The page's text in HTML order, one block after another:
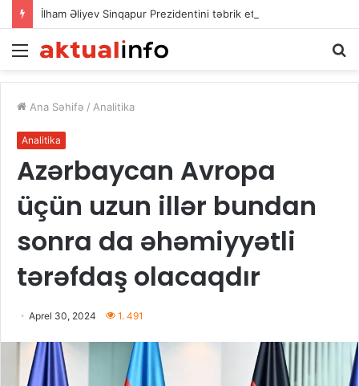
İlham Əliyev Sinqapur Prezidentini təbrik etdi
Menu
Ana Səhifə / Analitika
Analitika
Azərbaycan Avropa
üçün uzun illər bundan
sonra da əhəmiyyətli
tərəfdaş olacaqdır
Aprel 30, 2024 1. 491